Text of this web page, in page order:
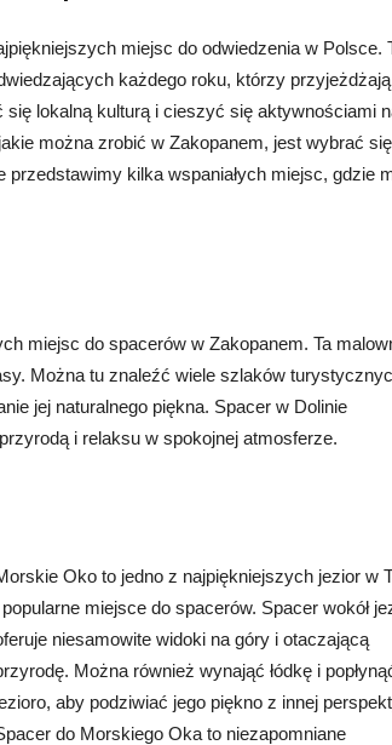
miejsc do odwiedzenia w Polsce.
każdego roku, którzy
lokalną kulturą i cieszyć się aktywnościami
można zrobić w Zakopanem, jest wybrać
kilka wspaniałych miejsc, gdzie
miejsc do spacerów w Zakopanem. Ta
Można tu znaleźć wiele szlaków
jej naturalnego piękna. Spacer w Dolinie
i relaksu w spokojnej atmosferze.
Oko to jedno z najpiękniejszych jezior w
popularne miejsce do spacerów. Spacer wokół
niesamowite widoki na góry i otaczającą
Można również wynająć łódkę i
aby podziwiać jego piękno z innej
do Morskiego Oka to niezapomniane